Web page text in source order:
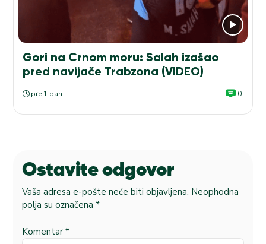
Gori na Crnom moru: Salah izašao
pred navijače Trabzona (VIDEO)
pre 1 dan 0
Ostavite odgovor
Vaša adresa e-pošte neće biti objavljena. Neophodna
polja su označena *
Komentar *